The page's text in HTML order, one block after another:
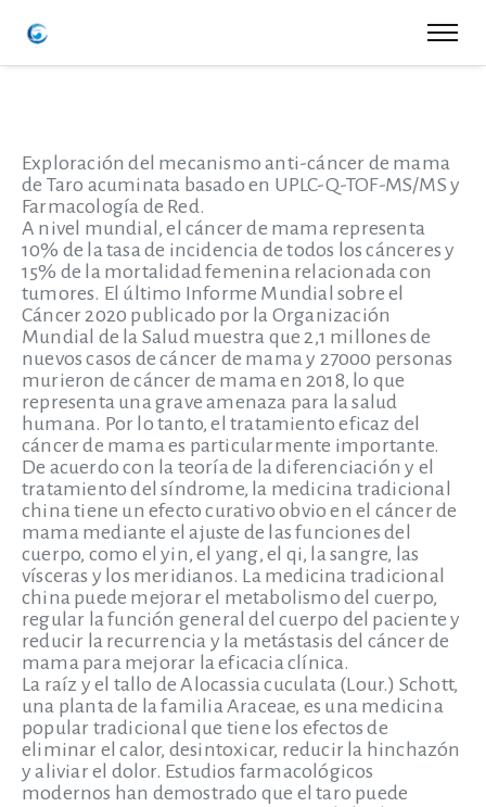
Exploración del mecanismo anti-cáncer de mama
de Taro acuminata basado en UPLC-Q-TOF-MS/MS y
Farmacología de Red.
A nivel mundial, el cáncer de mama representa
10% de la tasa de incidencia de todos los cánceres y
15% de la mortalidad femenina relacionada con
tumores. El último Informe Mundial sobre el
Cáncer 2020 publicado por la Organización
Mundial de la Salud muestra que 2,1 millones de
nuevos casos de cáncer de mama y 27000 personas
murieron de cáncer de mama en 2018, lo que
representa una grave amenaza para la salud
humana. Por lo tanto, el tratamiento eficaz del
cáncer de mama es particularmente importante.
De acuerdo con la teoría de la diferenciación y el
tratamiento del síndrome, la medicina tradicional
china tiene un efecto curativo obvio en el cáncer de
mama mediante el ajuste de las funciones del
cuerpo, como el yin, el yang, el qi, la sangre, las
vísceras y los meridianos. La medicina tradicional
china puede mejorar el metabolismo del cuerpo,
regular la función general del cuerpo del paciente y
reducir la recurrencia y la metástasis del cáncer de
mama para mejorar la eficacia clínica.
La raíz y el tallo de Alocassia cuculata (Lour.) Schott,
una planta de la familia Araceae, es una medicina
popular tradicional que tiene los efectos de
eliminar el calor, desintoxicar, reducir la hinchazón
y aliviar el dolor. Estudios farmacológicos
modernos han demostrado que el taro puede